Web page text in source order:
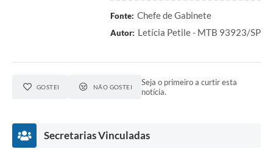
Fonte: Chefe de Gabinete
Autor: Letícia Petile - MTB 93923/SP
GOSTEI NÃO GOSTEI
Seja o primeiro a curtir esta
notícia.
Secretarias Vinculadas